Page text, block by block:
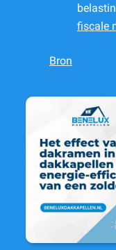
fiscale
Bron